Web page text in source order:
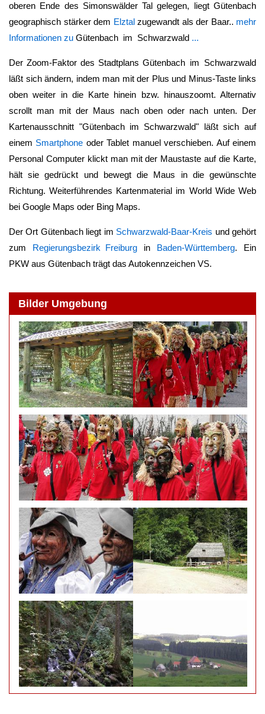
oberen Ende des Simonswälder Tal gelegen, liegt Gütenbach
geographisch stärker dem Elztalzugewandt als der Baar.. mehr
Informationen zu Gütenbach im Schwarzwald ...
Der Zoom-Faktor des Stadtplans Gütenbach im Schwarzwald
läßt sich ändern, indem man mit der Plus und Minus-Taste links
oben weiter in die Karte hinein bzw. hinauszoomt. Alternativ
scrollt man mit der Maus nach oben oder nach unten. Der
Kartenausschnitt "Gütenbach im Schwarzwald" läßt sich auf
einem Smartphone oder Tablet manuel verschieben. Auf einem
Personal Computer klickt man mit der Maustaste auf die Karte,
hält sie gedrückt und bewegt die Maus in die gewünschte
Richtung. Weiterführendes Kartenmaterial im World Wide Web
bei Google Maps oder Bing Maps.
Der Ort Gütenbachliegt im Schwarzwald-Baar-Kreis und gehört
zum Regierungsbezirk Freiburg in Baden-Württemberg. Ein
PKW aus Gütenbach trägt das Autokennzeichen VS.
Bilder Umgebung